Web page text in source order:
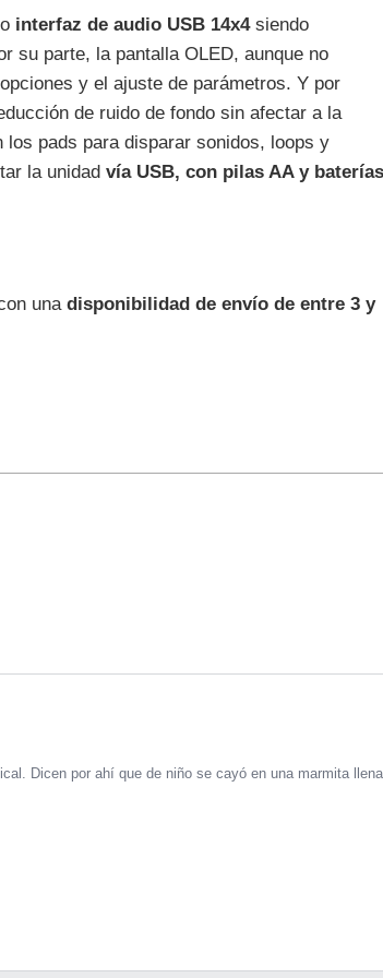
interfaz de audio USB 14x4siendo
su parte, la pantalla OLED, aunque no
y el ajuste de parámetros. Y por
de ruido de fondo sin afectar a la
pads para disparar sonidos, loops y
la unidad vía USB, con pilas AA y baterías
una disponibilidad de envío de entre 3 y
Dicen por ahí que de niño se cayó en una marmita llena